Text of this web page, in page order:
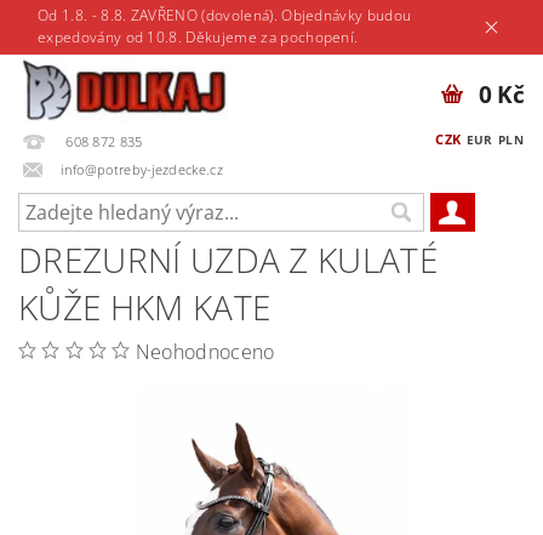
Od 1.8. - 8.8. ZAVŘENO (dovolená). Objednávky budou
expedovány od 10.8. Děkujeme za pochopení.
608 872 835
info@potreby-jezdecke.cz
CZK EUR PLN
0 Kč
DREZURNÍ UZDA Z KULATÉ
KŮŽE HKM KATE
Neohodnoceno